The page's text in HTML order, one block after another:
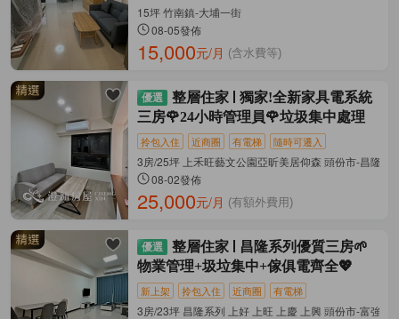
15坪 竹南鎮-大埔一街
08-05發佈
15,000元/月 (含水費等)
整層住家
獨家!全新家具電系統
三房🌹24小時管理員🌹垃圾集中處理
拎包入住 近商圈 有電梯 隨時可遷入
3房/25坪 上禾旺藝文公園亞昕美居仰森 頭份市-昌隆一
08-02發佈
25,000元/月 (有額外費用)
整層住家
昌隆系列優質三房🌱
物業管理+圾垃集中+傢俱電齊全💖
新上架 拎包入住 近商圈 有電梯
3房/23坪 昌隆系列 上好 上旺 上慶 上興 頭份市-富強三